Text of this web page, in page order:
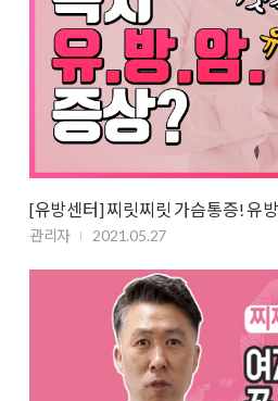
[유방센터] 찌릿찌릿 가슴통증! 유
관리자 2021.05.27